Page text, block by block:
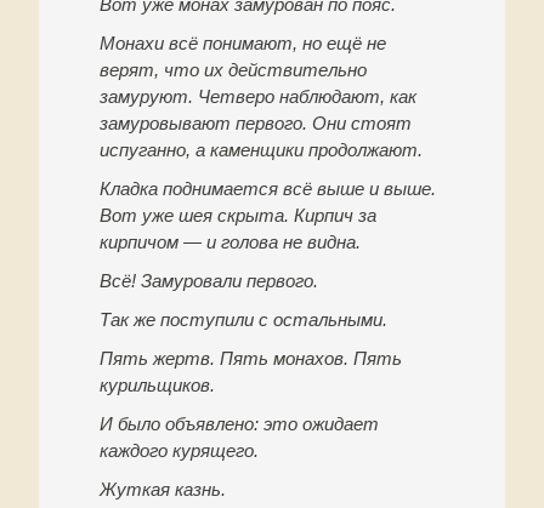
Вот уже монах замурован по пояс.
Монахи всё понимают, но ещё не
верят, что их действительно
замуруют. Четверо наблюдают, как
замуровывают первого. Они стоят
испуганно, а каменщики продолжают.
Кладка поднимается всё выше и выше.
Вот уже шея скрыта. Кирпич за
кирпичом — и голова не видна.
Всё! Замуровали первого.
Так же поступили с остальными.
Пять жертв. Пять монахов. Пять
курильщиков.
И было объявлено: это ожидает
каждого курящего.
Жуткая казнь.